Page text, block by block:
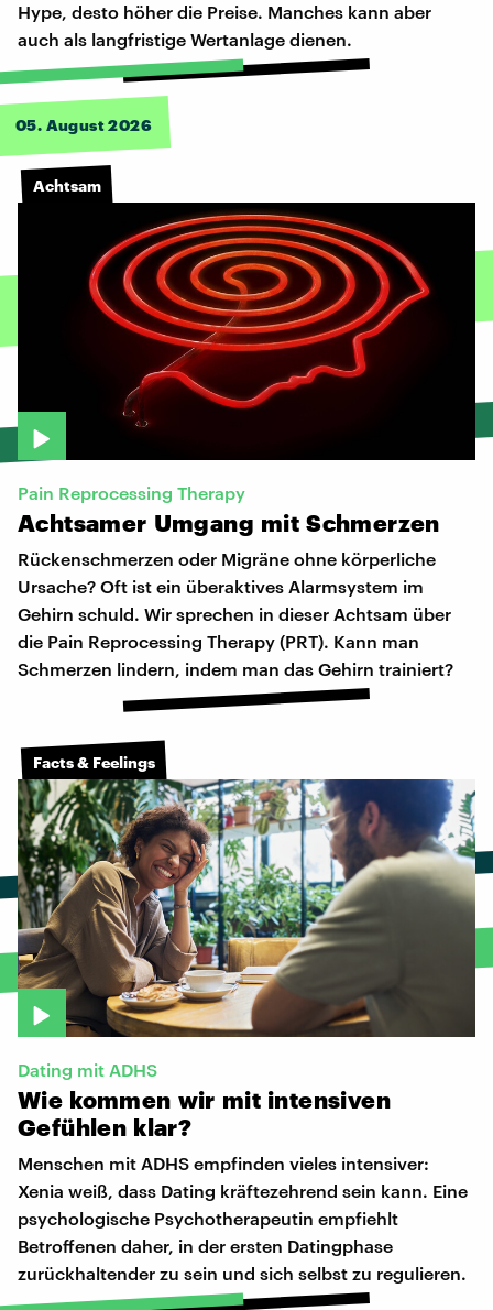
Hype, desto höher die Preise. Manches kann aber
auch als langfristige Wertanlage dienen.
05. August 2026
Achtsam
Pain Reprocessing Therapy
Achtsamer Umgang mit Schmerzen
Rückenschmerzen oder Migräne ohne körperliche
Ursache? Oft ist ein überaktives Alarmsystem im
Gehirn schuld. Wir sprechen in dieser Achtsam über
die Pain Reprocessing Therapy (PRT). Kann man
Schmerzen lindern, indem man das Gehirn trainiert?
Facts & Feelings
Dating mit ADHS
Wie kommen wir mit intensiven
Gefühlen klar?
Menschen mit ADHS empfinden vieles intensiver:
Xenia weiß, dass Dating kräftezehrend sein kann. Eine
psychologische Psychotherapeutin empfiehlt
Betroffenen daher, in der ersten Datingphase
zurückhaltender zu sein und sich selbst zu regulieren.